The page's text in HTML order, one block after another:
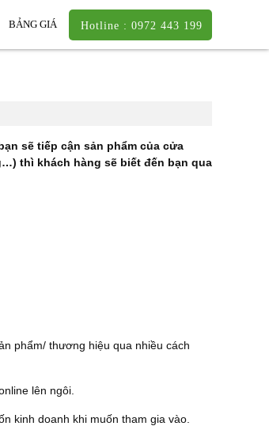
BẢNG GIÁ Hotline : 0972 443 199
sẽ tiếp cận sản phẩm của cửa
thì khách hàng sẽ biết đến bạn qua
phẩm/ thương hiệu qua nhiều cách
lên ngôi.
kinh doanh khi muốn tham gia vào.